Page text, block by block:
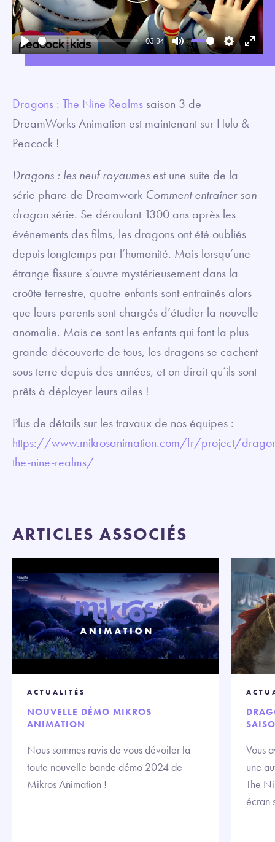
Play
-03:34
Mute SettingsEnter
Dragons : The Nine Realms saison 3 de
DreamWorks Animation est maintenant sur Hulu &
Peacock !
Dragons : les neuf royaumes est une suite de la
série phare de Dreamwork Comment entraîner son
dragon série. Se déroulant 1300 ans après les
événements des films, les dragons ont été oubliés
depuis longtemps par l’humanité. Mais lorsqu’une
étrange fissure s’ouvre mystérieusement dans la
croûte terrestre, quatre enfants sont entraînés alors
que leurs parents sont chargés d’étudier la nouvelle
anomalie. Mais ce sont les enfants qui font la plus
grande découverte de tous, les dragons se cachent
sous terre depuis des années, et on dirait qu’ils sont
prêts à déployer leurs ailes !
Plus de détails sur les travaux de nos équipes :
https://www.mikrosanimation.com/fr/project/
the-nine-realms/
ARTICLES ASSOCIÉS
ACTUALITÉS
NOUVELLE DÉMO MIKROS
ANIMATION
Nous sommes ravis de vous dévoiler la
toute nouvelle bande démo 2024 de
Mikros Animation !
Vous
une
The
écran